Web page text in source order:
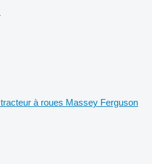
tracteur à roues Massey Ferguson